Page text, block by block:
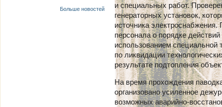
Больше новостей
и специальных работ.
генераторных установок,
источника
персонала о порядке
использованием специальной
по ликвидации
результате подтопления
На время прохождения
организовано усиленное
возможных аварийно-